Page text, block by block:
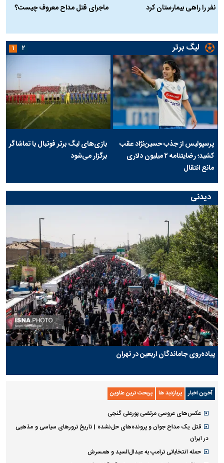
نفر را راهی بیمارستان کرد
ماجرای قتل مداح معروف چیست؟
لیگ برتر
پرسپولیس از جذب حسین‌نژاد عقب
کشید؛ رضایتنامه ۲ میلیون دلاری
مانع انتقال
بازی‌های لیگ برتر فوتبال با تماشاگر
برگزار می‌شود
۱ ۲
دیدنی
پیاده‌روی جاماندگان اربعین در تهران
آخرین اخبار پربازدید ها پربحث ترین عناوین
عکس‌های عروسی مرتضی پورعلی گنجی
قتل یک مداح جوان و پرونده‌های حل‌نشده | تاریخ ترورهای سیاسی و مذهبی
در ایران
حمله انتخاباتی ترامپ به عبدال‌السید و همسرش